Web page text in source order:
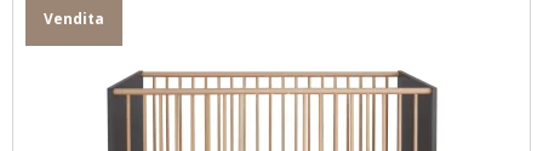
Vendita